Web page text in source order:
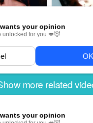
1K
The
more related